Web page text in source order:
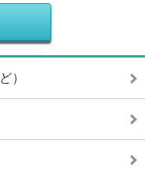
）